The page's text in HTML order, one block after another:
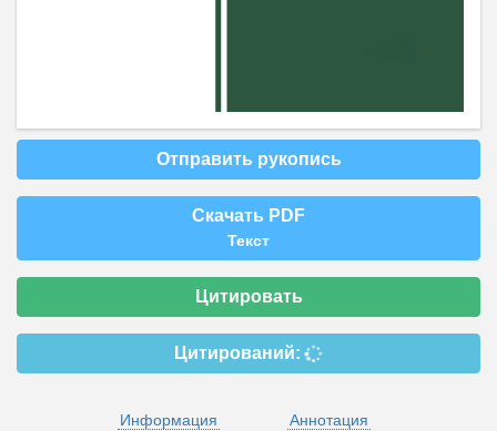
Отправить рукопись
Скачать PDF
Текст
Цитировать
Цитирований:
Информация
Аннотация